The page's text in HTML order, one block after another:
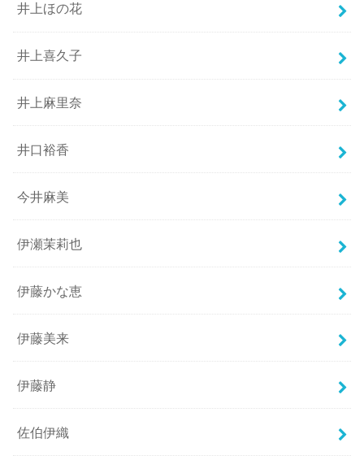
井上ほの花
井上喜久子
井上麻里奈
井口裕香
今井麻美
伊瀬茉莉也
伊藤かな恵
伊藤美来
伊藤静
佐伯伊織